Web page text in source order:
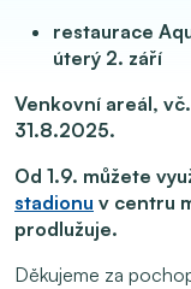
restaurace
úterý 2. září
Venkovní areál,
31.8.2025.
Od 1.9. můžete
stadionu v centru
prodlužuje.
Děkujeme za